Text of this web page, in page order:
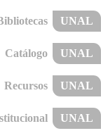
UNAL
Catálogo UNAL
Recursos UNAL
UNAL